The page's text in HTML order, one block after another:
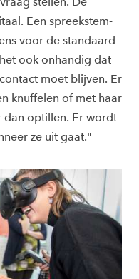
Een spreekstem-
voor de standaard
ook onhandig dat
moet blijven. Er
knuffelen of met haar
dan optillen. Er wordt
ze uit gaat."